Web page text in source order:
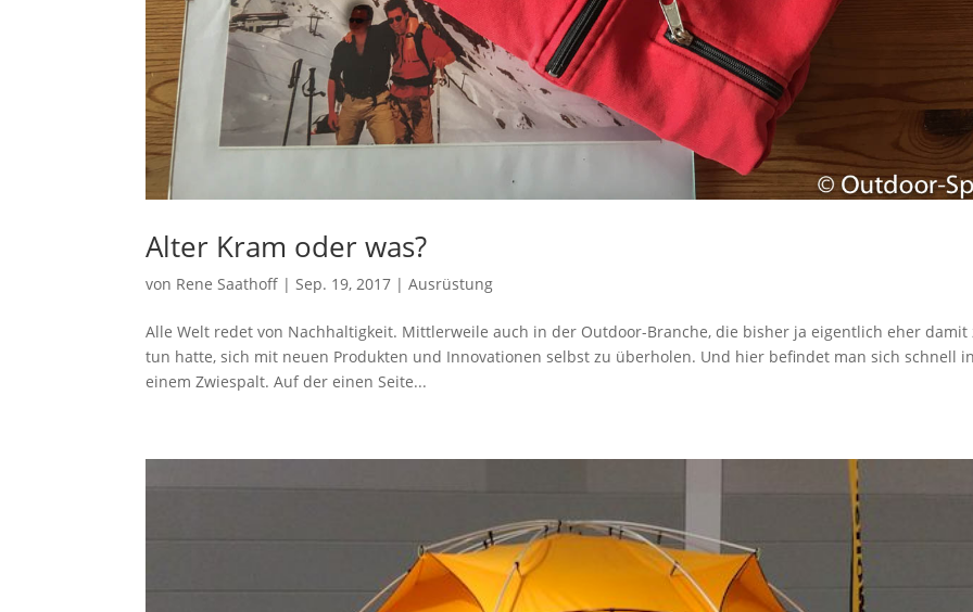
Alter Kram oder was?
von Rene Saathoff |Sep. 19, 2017 |Ausrüstung
Alle Welt redet von Nachhaltigkeit. Mittlerweile auch in der Outdoor-Branche, die bisher ja eigentlich eher damit
tun hatte, sich mit neuen Produkten und Innovationen selbst zu überholen. Und hier befindet man sich schnell
einem Zwiespalt. Auf der einen Seite...